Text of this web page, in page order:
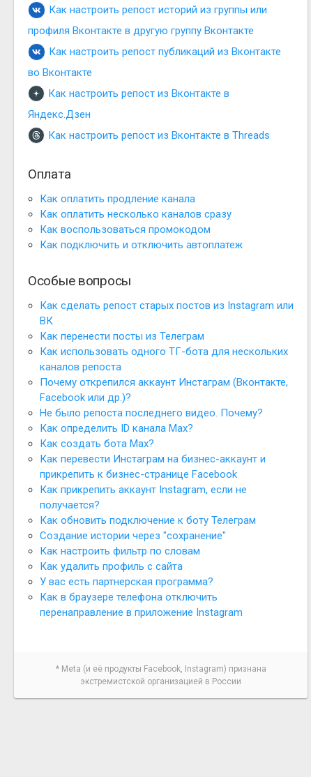
Как настроить репост историй из группы или
профиля Вконтакте в другую группу Вконтакте
Как настроить репост публикаций из Вконтакте
во Вконтакте
Как настроить репост из Вконтакте в
Яндекс.Дзен
Как настроить репост из Вконтакте в Threads
Оплата
Как оплатить продление канала
Как оплатить несколько каналов сразу
Как воспользоваться промокодом
Как подключить и отключить автоплатеж
Особые вопросы
Как сделать репост старых постов из Instagram или
ВК
Как перенести посты из Телеграм
Как использовать одного ТГ-бота для нескольких
каналов репоста
Почему открепился аккаунт Инстаграм (Вконтакте,
Facebook или др.)?
Не было репоста последнего видео. Почему?
Как определить ID канала Max?
Как создать бота Max?
Как перевести Инстаграм на бизнес-аккаунт и
прикрепить к бизнес-странице Facebook
Как прикрепить аккаунт Instagram, если не
получается?
Как обновить подключение к боту Телеграм
Создание истории через "сохранение"
Как настроить фильтр по словам
Как удалить профиль с сайта
У вас есть партнерская программа?
Как в браузере телефона отключить
перенаправление в приложение Instagram
* Meta (и её продукты Facebook, Instagram) признана
экстремистской организацией в России